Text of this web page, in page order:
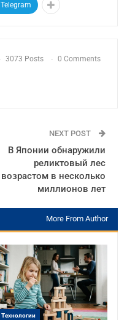
Telegram
3073 Posts 0 Comments
NEXT POST
В Японии обнаружили
реликтовый лес
возрастом в несколько
миллионов лет
More From Author
Технологии